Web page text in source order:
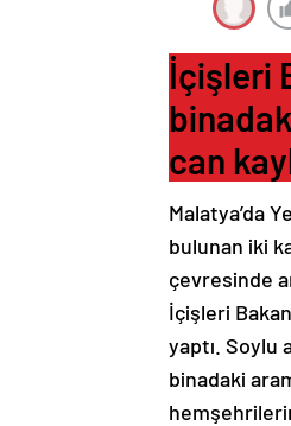
İçişleri
can
Malatya’da
bulunan iki
çevresinde
İçişleri
yaptı. Soylu
binadaki